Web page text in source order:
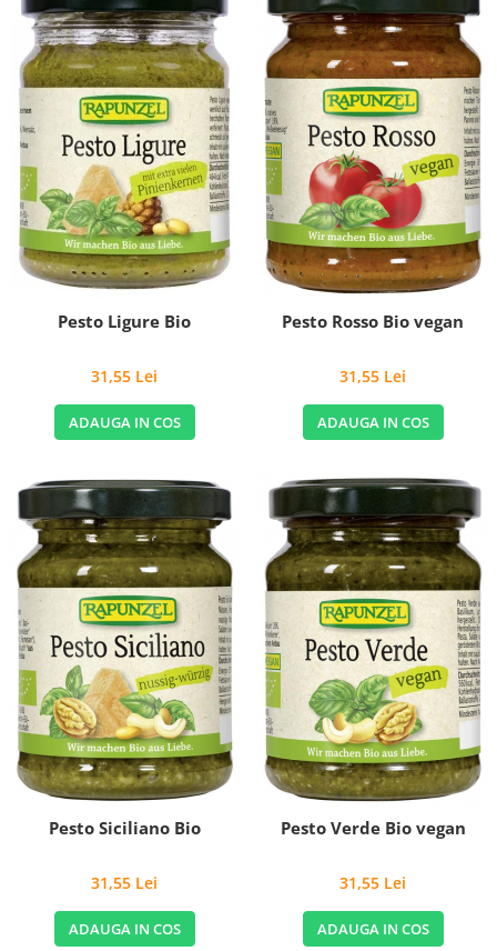
Pesto Ligure Bio
31,55 Lei
ADAUGA IN COS
Pesto Rosso Bio vegan
31,55 Lei
ADAUGA IN COS
Pesto Siciliano Bio
31,55 Lei
ADAUGA IN COS
Pesto Verde Bio vegan
31,55 Lei
ADAUGA IN COS